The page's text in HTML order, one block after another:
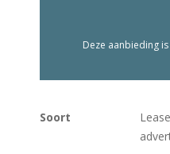
Soort
Deze aanbieding